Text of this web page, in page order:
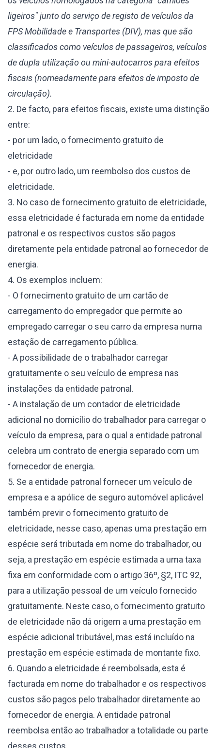
ligeiros" junto do serviço de registo de veículos da
FPS Mobilidade e Transportes (DIV), mas que são
classificados como veículos de passageiros, veículos
de dupla utilização ou mini-autocarros para efeitos
fiscais (nomeadamente para efeitos de imposto de
circulação).
2. De facto, para efeitos fiscais, existe uma distinção
entre:
- por um lado, o fornecimento gratuito de
eletricidade
- e, por outro lado, um reembolso dos custos de
eletricidade.
3. No caso de fornecimento gratuito de eletricidade,
essa eletricidade é facturada em nome da entidade
patronal e os respectivos custos são pagos
diretamente pela entidade patronal ao fornecedor de
energia.
4. Os exemplos incluem:
- O fornecimento gratuito de um cartão de
carregamento do empregador que permite ao
empregado carregar o seu carro da empresa numa
estação de carregamento pública.
- A possibilidade de o trabalhador carregar
gratuitamente o seu veículo de empresa nas
instalações da entidade patronal.
- A instalação de um contador de eletricidade
adicional no domicílio do trabalhador para carregar o
veículo da empresa, para o qual a entidade patronal
celebra um contrato de energia separado com um
fornecedor de energia.
5. Se a entidade patronal fornecer um veículo de
empresa e a apólice de seguro automóvel aplicável
também previr o fornecimento gratuito de
eletricidade, nesse caso, apenas uma prestação em
espécie será tributada em nome do trabalhador, ou
seja, a prestação em espécie estimada a uma taxa
fixa em conformidade com o artigo 36º, §2, ITC 92,
para a utilização pessoal de um veículo fornecido
gratuitamente. Neste caso, o fornecimento gratuito
de eletricidade não dá origem a uma prestação em
espécie adicional tributável, mas está incluído na
prestação em espécie estimada de montante fixo.
6. Quando a eletricidade é reembolsada, esta é
facturada em nome do trabalhador e os respectivos
custos são pagos pelo trabalhador diretamente ao
fornecedor de energia. A entidade patronal
reembolsa então ao trabalhador a totalidade ou parte
desses custos.